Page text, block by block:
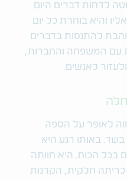
לדחות דברים היום
והיא בוחרת כל יום
להתנסות בדברים
עם המשפחה והחברות,
לאנשים.
לאופר על הספה
באותו רגע היא
בכל הכוח. היא חוותה
חלקית, הקרנות